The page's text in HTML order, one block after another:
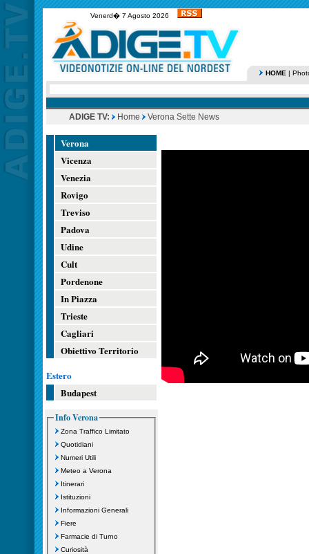
Venerd� 7 Agosto 2026
HOME |
ADIGE TV: Home Verona Sette News
Verona
Vicenza
Venezia
Rovigo
Treviso
Padova
Udine
Cult
Pordenone
In Piazza
Trieste
Cagliari
Obiettivo Territorio
Estero
Budapest
Info Verona
Zona Traffico Limitato
Quotidiani
Numeri Utili
Meteo a Verona
Itinerari
Istituzioni
Informazioni Generali
Fiere
Farmacie di Turno
Curiosità